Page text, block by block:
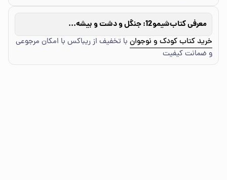
معرفی کتاب شیمو12: جنگل و دشت و بیشه کی دوست شیمو می شه
خرید کتاب کودک و نوجوان با تخفیف از ریباکس با امکان مرجوعی
و ضمانت کیفیت